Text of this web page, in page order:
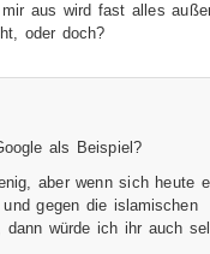
aus wird fast alles
oder doch?
als Beispiel?
aber wenn sich heute
gegen die islamischen
dann würde ich ihr auch